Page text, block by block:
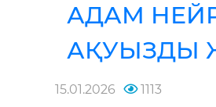
АДАМ
АҚУЫЗДЫ
15.01.2026 1113